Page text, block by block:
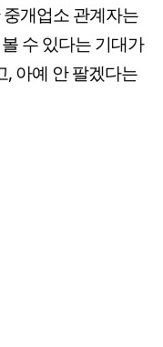
개업소 관계자는
수 있다는 기대가
, 아예 안 팔겠다는